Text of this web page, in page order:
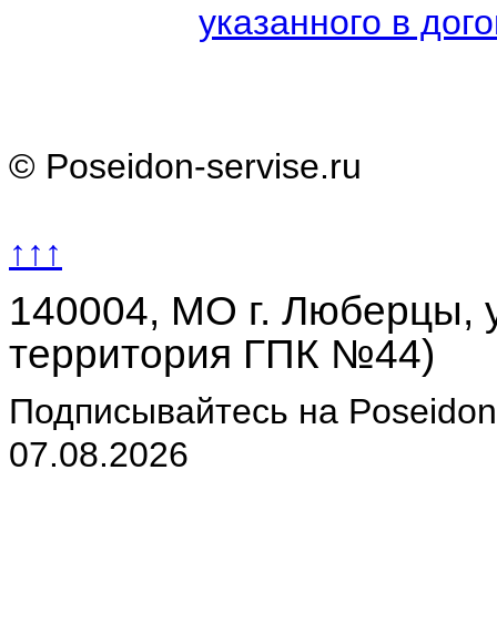
указанного в
© Poseidon-servise.ru
↑↑↑
140004, МО г. Люберцы,
территория ГПК №44)
Подписывайтесь на
07.08.2026